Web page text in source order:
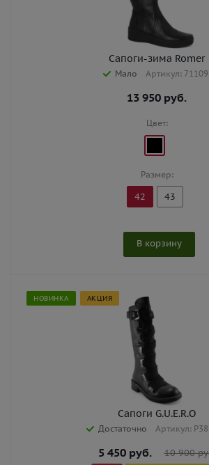
Сапоги-зима Romer
Мало Артикул:
13 950 руб.
Цвет:
Размер:
42 43
В корзину
НОВИНКА АКЦИЯ
Сапоги G.U.E.R.O
Достаточно Артикул:
5 450руб. 10 900